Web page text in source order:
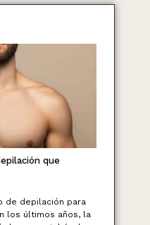
que
de depilación para
los últimos años, la